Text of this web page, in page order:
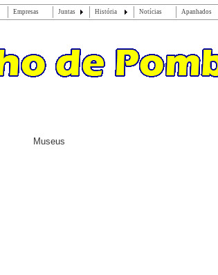
Empresas Juntas História Notícias Apanhados
Museus